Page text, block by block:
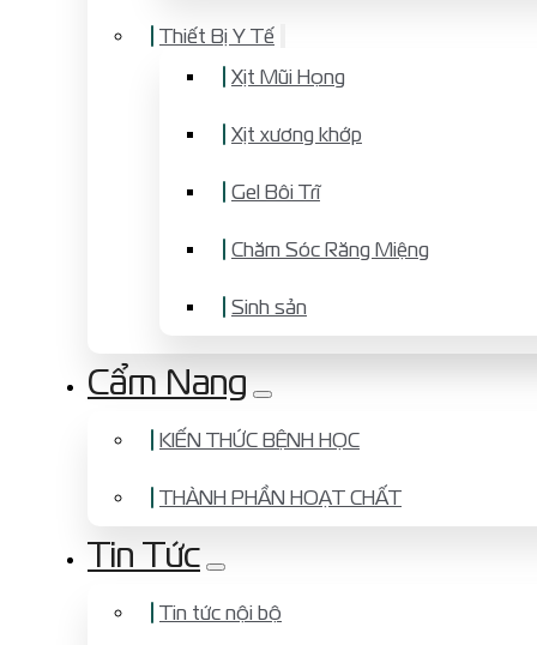
Thiết Bị Y Tế
Xịt Mũi Họng
Xịt xương khớp
Gel Bôi Trĩ
Chăm Sóc Răng Miệng
Sinh sản
Cẩm Nang
KIẾN THỨC BỆNH HỌC
THÀNH PHẦN HOẠT CHẤT
Tin Tức
Tin tức nội bộ